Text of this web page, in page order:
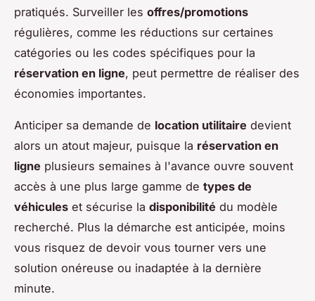
pratiqués. Surveiller les offres/promotions
régulières, comme les réductions sur certaines
catégories ou les codes spécifiques pour la
réservation en ligne, peut permettre de réaliser des
économies importantes.
Anticiper sa demande de location utilitaire devient
alors un atout majeur, puisque la réservation en
ligne plusieurs semaines à l'avance ouvre souvent
accès à une plus large gamme de types de
véhicules et sécurise la disponibilité du modèle
recherché. Plus la démarche est anticipée, moins
vous risquez de devoir vous tourner vers une
solution onéreuse ou inadaptée à la dernière
minute.